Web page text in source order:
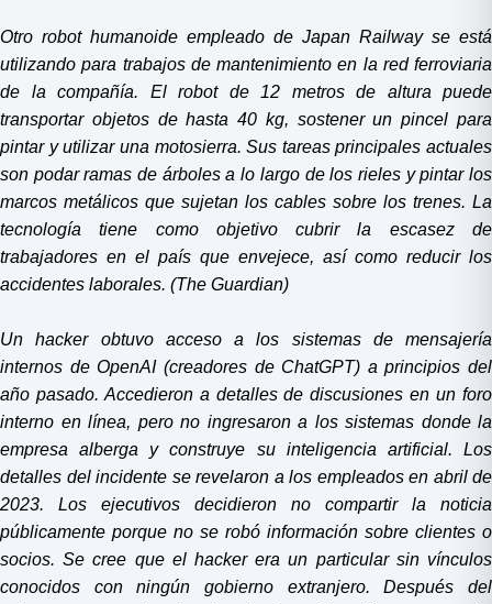
Otro robot humanoide empleado de Japan Railway se está
utilizando para trabajos de mantenimiento en la red ferroviaria
de la compañía. El robot de 12 metros de altura puede
transportar objetos de hasta 40 kg, sostener un pincel para
pintar y utilizar una motosierra. Sus tareas principales actuales
son podar ramas de árboles a lo largo de los rieles y pintar los
marcos metálicos que sujetan los cables sobre los trenes. La
tecnología tiene como objetivo cubrir la escasez de
trabajadores en el país que envejece, así como reducir los
accidentes laborales. (The Guardian)
Un hacker obtuvo acceso a los sistemas de mensajería
internos de OpenAI (creadores de ChatGPT) a principios del
año pasado. Accedieron a detalles de discusiones en un foro
interno en línea, pero no ingresaron a los sistemas donde la
empresa alberga y construye su inteligencia artificial. Los
detalles del incidente se revelaron a los empleados en abril de
2023. Los ejecutivos decidieron no compartir la noticia
públicamente porque no se robó información sobre clientes o
socios. Se cree que el hacker era un particular sin vínculos
conocidos con ningún gobierno extranjero. Después del